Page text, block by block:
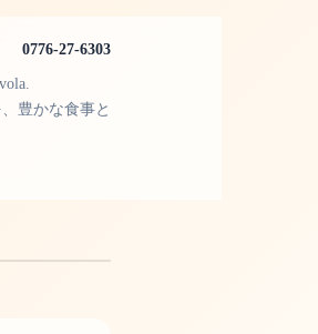
0776-27-6303
豊かな食事と